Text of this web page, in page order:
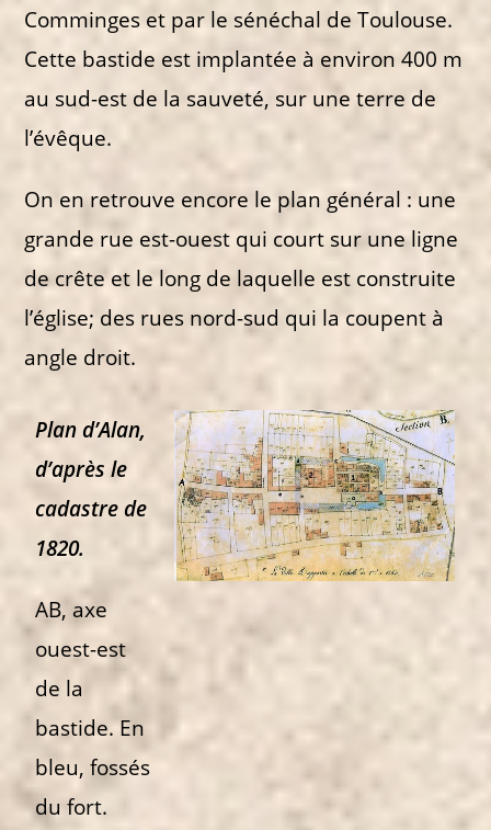
Comminges et par le sénéchal de Toulouse.
Cette bastide est implantée à environ 400 m
au sud-est de la sauveté, sur une terre de
l’évêque.
On en retrouve encore le plan général : une
grande rue est-ouest qui court sur une ligne
de crête et le long de laquelle est construite
l’église; des rues nord-sud qui la coupent à
angle droit.
Plan d’Alan,
d’après le
cadastre de
1820.
AB, axe
ouest-est
de la
bastide. En
bleu, fossés
du fort.